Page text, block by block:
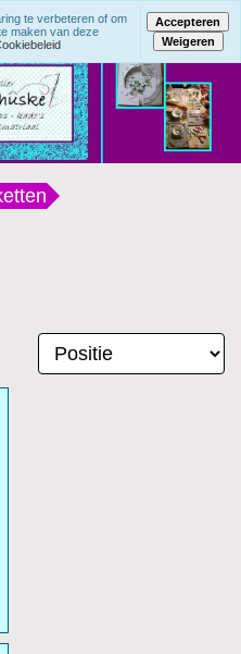
te verbeteren of om
maken van deze
Accepteren
Weigeren